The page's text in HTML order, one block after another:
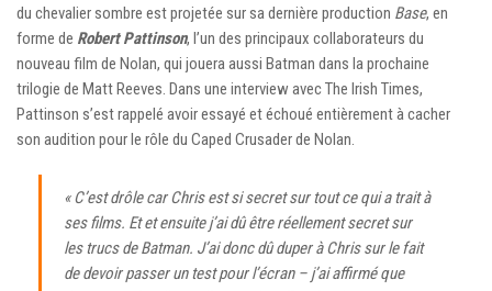
du chevalier sombre est projetée sur sa dernière production Base, en
forme de Robert Pattinson, l’un des principaux collaborateurs du
nouveau film de Nolan, qui jouera aussi Batman dans la prochaine
trilogie de Matt Reeves. Dans une interview avec The Irish Times,
Pattinson s’est rappelé avoir essayé et échoué entièrement à cacher
son audition pour le rôle du Caped Crusader de Nolan.
« C’est drôle car Chris est si secret sur tout ce qui a trait à
ses films. Et et ensuite j’ai dû être réellement secret sur
les trucs de Batman. J’ai donc dû duper à Chris sur le fait
de devoir passer un test pour l’écran – j’ai affirmé que